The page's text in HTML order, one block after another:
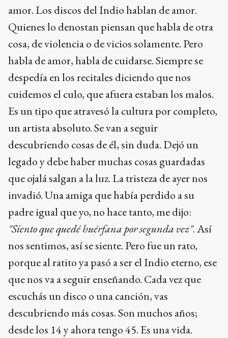
amor. Los discos del Indio hablan de amor.
Quienes lo denostan piensan que habla de otra
cosa, de violencia o de vicios solamente. Pero
habla de amor, habla de cuidarse. Siempre se
despedía en los recitales diciendo que nos
cuidemos el culo, que afuera estaban los malos.
Es un tipo que atravesó la cultura por completo,
un artista absoluto. Se van a seguir
descubriendo cosas de él, sin duda. Dejó un
legado y debe haber muchas cosas guardadas
que ojalá salgan a la luz. La tristeza de ayer nos
invadió. Una amiga que había perdido a su
padre igual que yo, no hace tanto, me dijo:
"Siento que quedé huérfana por segunda vez". Así
nos sentimos, así se siente. Pero fue un rato,
porque al ratito ya pasó a ser el Indio eterno, ese
que nos va a seguir enseñando. Cada vez que
escuchás un disco o una canción, vas
descubriendo más cosas. Son muchos años;
desde los 14 y ahora tengo 45. Es una vida.